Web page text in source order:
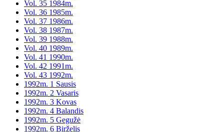
Vol. 35 1984m.
Vol. 36 1985m.
Vol. 37 1986m.
Vol. 38 1987m.
Vol. 39 1988m.
Vol. 40 1989m.
Vol. 41 1990m.
Vol. 42 1991m.
Vol. 43 1992m.
1992m. 1 Sausis
1992m. 2 Vasaris
1992m. 3 Kovas
1992m. 4 Balandis
1992m. 5 Gegužė
1992m. 6 Birželis